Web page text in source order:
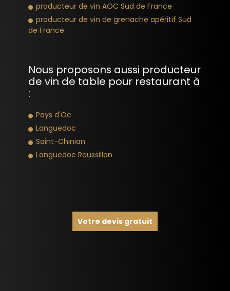
producteur de vin AOC Sud de France
producteur de vin de grenache apéritif Sud
de France
Nous proposons aussi producteur
de vin de table pour restaurant à
:
Pays d'Oc
Languedoc
Saint-Chinian
Languedoc Roussillon
Votre devis gratuit